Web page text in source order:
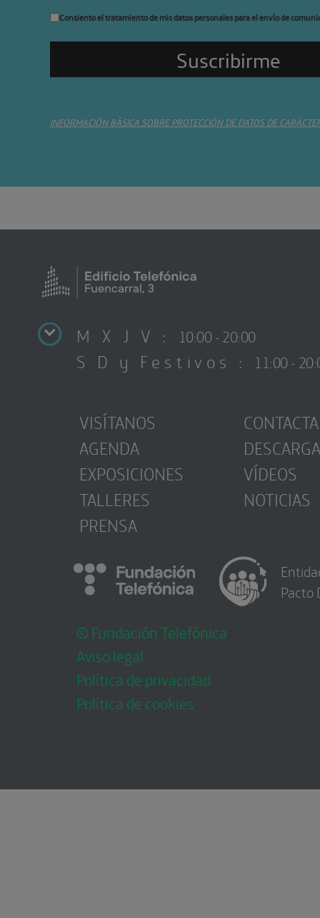
Consiento el tratamiento de mis datos personales para el envío de
INFORMACIÓN BÁSICA SOBRE PROTECCIÓN DE DATOS DE
M X J V : 10:00 - 20:00
S D y Festivos : 11:00 -
VISÍTANOS
AGENDA
EXPOSICIONES
TALLERES
PRENSA
CONTACTA
VÍDEOS
NOTICIAS
© Fundación Telefónica
Aviso legal
Política de privacidad
Política de cookies
Pacto